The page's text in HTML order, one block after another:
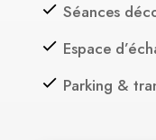
Séances
Espace
Parking &